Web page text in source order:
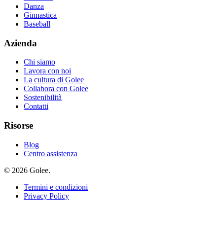
Danza
Ginnastica
Baseball
Azienda
Chi siamo
Lavora con noi
La cultura di Golee
Collabora con Golee
Sostenibilità
Contatti
Risorse
Blog
Centro assistenza
© 2026 Golee.
Termini e condizioni
Privacy Policy